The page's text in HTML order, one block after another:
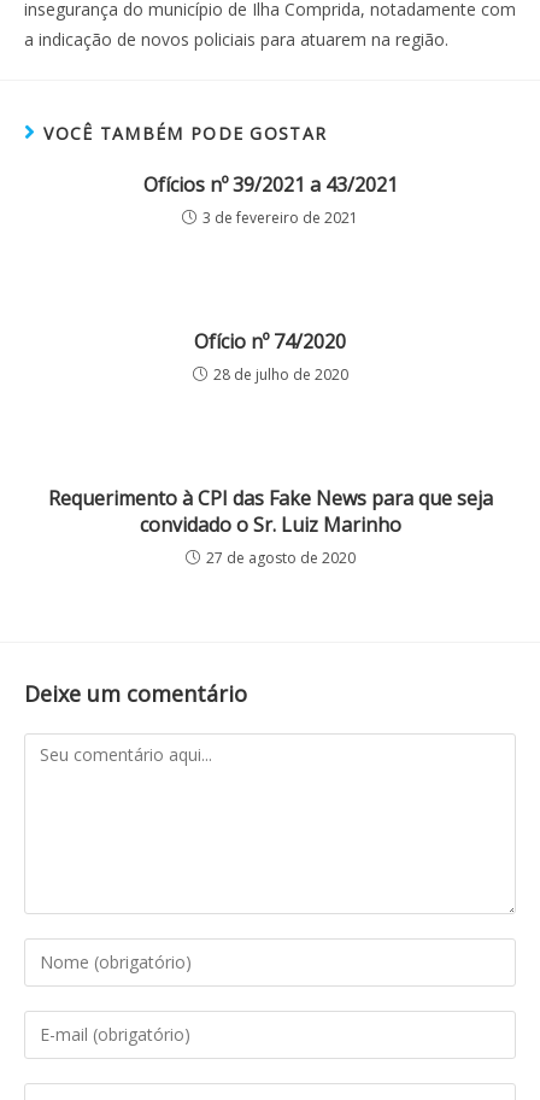
insegurança do município de Ilha Comprida, notadamente com
a indicação de novos policiais para atuarem na região.
VOCÊ TAMBÉM PODE GOSTAR
Ofícios nº 39/2021 a 43/2021
3 de fevereiro de 2021
Ofício nº 74/2020
28 de julho de 2020
Requerimento à CPI das Fake News para que seja
convidado o Sr. Luiz Marinho
27 de agosto de 2020
Deixe um comentário